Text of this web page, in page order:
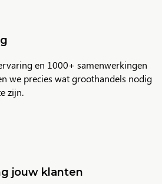
en 1000+ samenwerkingen
we precies wat groothandels nodig
zijn.
jouw klanten